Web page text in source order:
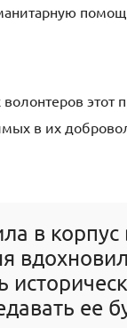
этот
в их
в
ее